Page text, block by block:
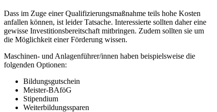
Dass im Zuge einer Qualifizierungsmaßnahme teils hohe Kosten
anfallen können, ist leider Tatsache. Interessierte sollten daher eine
gewisse Investitionsbereitschaft mitbringen. Zudem sollten sie um
die Möglichkeit einer Förderung wissen.
Maschinen- und Anlagenführer/innen haben beispielsweise die
folgenden Optionen:
Bildungsgutschein
Meister-BAföG
Stipendium
Weiterbildungssparen